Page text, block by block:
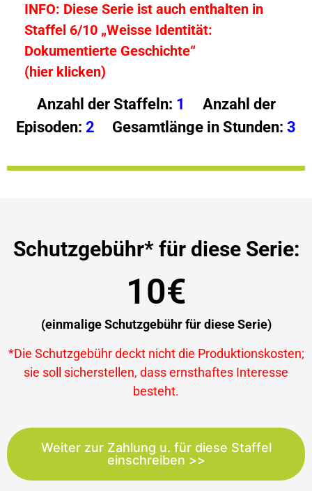
INFO: Diese Serie ist auch enthalten in
Staffel 6/10 „Weisse Identität:
Dokumentierte Geschichte“
(hier klicken)
Anzahl der Staffeln: 1 Anzahl der
Episoden: 2 Gesamtlänge in Stunden: 3
Schutzgebühr* für diese Serie:
10€
(einmalige Schutzgebühr für diese Serie)
*Die Schutzgebühr deckt nicht die Produktionskosten;
sie soll sicherstellen, dass ernsthaftes Interesse
besteht.
Weiter zur Zahlung u. für diese Staffel
einschreiben >>